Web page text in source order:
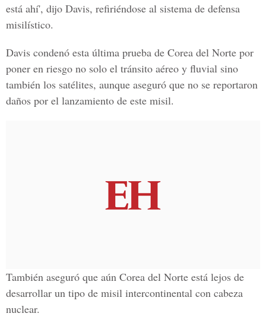
está ahí', dijo Davis, refiriéndose al sistema de defensa
misilístico.
Davis condenó esta última prueba de Corea del Norte por
poner en riesgo no solo el tránsito aéreo y fluvial sino
también los satélites, aunque aseguró que no se reportaron
daños por el lanzamiento de este misil.
También aseguró que aún Corea del Norte está lejos de
desarrollar un tipo de misil intercontinental con cabeza
nuclear.